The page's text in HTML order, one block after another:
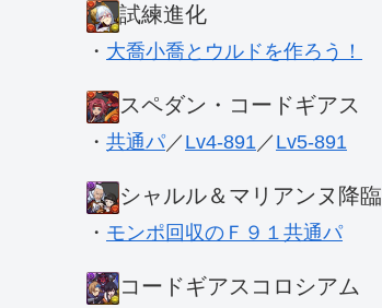
試練進化
・ 大喬小喬とウルドを作ろう！
スペダン・コードギアス
・ 共通パ／ Lv4-891 ／ Lv5-891
シャルル＆マリアンヌ降臨
・ モンポ回収のＦ９１共通パ
コードギアスコロシアム